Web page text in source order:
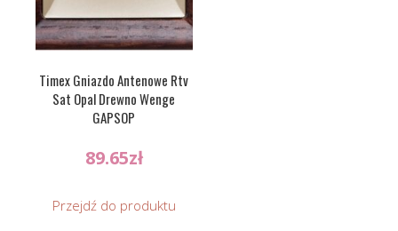
Timex Gniazdo Antenowe Rtv
Sat Opal Drewno Wenge
GAPSOP
89.65zł
Przejdź do produktu